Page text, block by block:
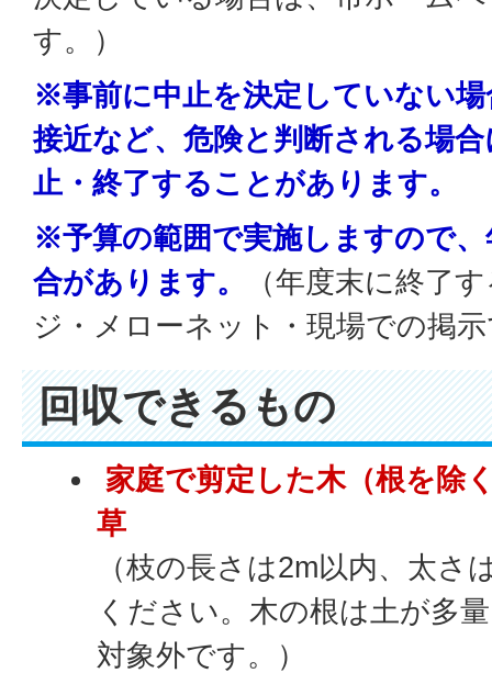
す。）
※事前に中止を決定していない
接近など、危険と判断される場
止・終了することがあります。
※予算の範囲で実施しますので
合があります。
（年度末に終了
ジ・メローネット・現場での掲
回収できるもの
家庭で剪定した木（根を除
草
（枝の長さは2m以内、太さ
ください。木の根は土が多
対象外です。）